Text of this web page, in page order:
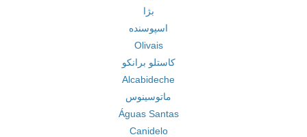
بژا
اسپوسنده
Olivais
کاستلو برانکو
Alcabideche
ماتوسینوس
Águas Santas
Canidelo